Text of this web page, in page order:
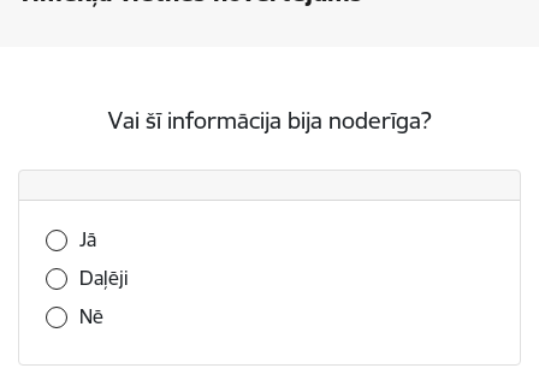
Vai šī informācija bija noderīga?
Vai šī informācija bija noderīga?
Jā
Daļēji
Nē